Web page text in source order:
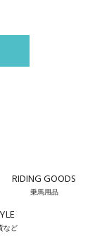
RIDING GOODS
乗馬用品
など